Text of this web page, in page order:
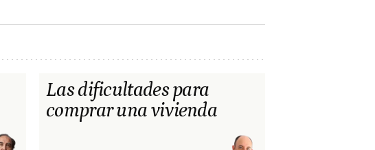
Las dificultades para
comprar una vivienda